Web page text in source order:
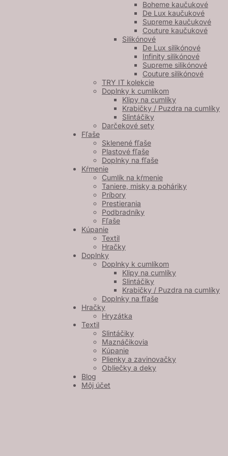
Boheme kaučukové
De Lux kaučukové
Supreme kaučukové
Couture kaučukové
Silikónové
De Lux silikónové
Infinity silikónové
Supreme silikónové
Couture silikónové
TRY IT kolekcie
Doplnky k cumlíkom
Klipy na cumlíky
Krabičky / Puzdra na cumlíky
Slintáčiky
Darčekové sety
Fľaše
Sklenené fľaše
Plastové fľaše
Doplnky na fľaše
Kŕmenie
Cumlík na kŕmenie
Taniere, misky a poháriky
Príbory
Prestierania
Podbradníky
Fľaše
Kúpanie
Textil
Hračky
Doplnky
Doplnky k cumlíkom
Klipy na cumlíky
Slintáčiky
Krabičky / Puzdra na cumlíky
Doplnky na fľaše
Hračky
Hryzátka
Textil
Slintáčiky
Maznáčikovia
Kúpanie
Plienky a zavinovačky
Obliečky a deky
Blog
Môj účet